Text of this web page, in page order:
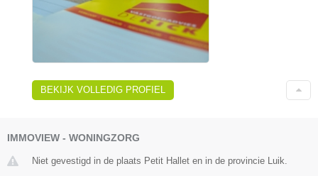
BEKIJK VOLLEDIG PROFIEL
IMMOVIEW - WONINGZORG
Niet gevestigd in de plaats Petit Hallet en in de provincie Luik.